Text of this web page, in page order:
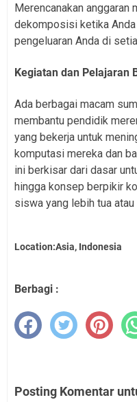
Merencanakan anggaran
dekomposisi ketika
pengeluaran Anda di
Kegiatan dan Pelajaran
Ada berbagai macam
membantu pendidik
yang bekerja untuk
komputasi mereka dan
ini berkisar dari dasar
hingga konsep berpikir
siswa yang lebih tua atau
Location:Asia, Indonesia
Berbagi :
Posting Komentar